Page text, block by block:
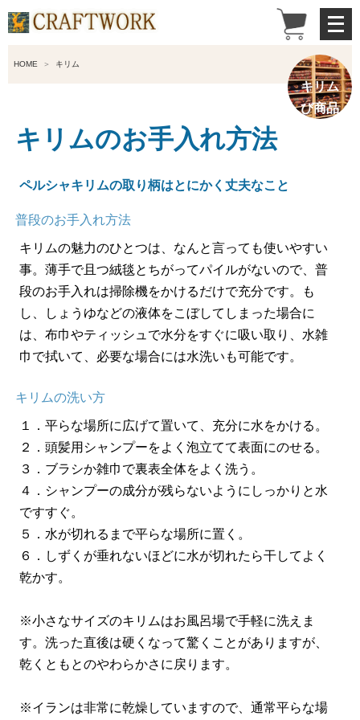
メ
ニ
ー
を
開
く
キリム
び商品
HOME キリム
キリムのお手入れ方法
ペルシャキリムの取り柄はとにかく丈夫なこと
普段のお手入れ方法
キリムの魅力のひとつは、なんと言っても使いやすい
事。薄手で且つ絨毯とちがってパイルがないので、普
段のお手入れは掃除機をかけるだけで充分です。も
し、しょうゆなどの液体をこぼしてしまった場合に
は、布巾やティッシュで水分をすぐに吸い取り、水雑
巾で拭いて、必要な場合には水洗いも可能です。
キリムの洗い方
１．平らな場所に広げて置いて、充分に水をかける。
２．頭髪用シャンプーをよく泡立てて表面にのせる。
３．ブラシか雑巾で裏表全体をよく洗う。
４．シャンプーの成分が残らないようにしっかりと水
ですすぐ。
５．水が切れるまで平らな場所に置く。
６．しずくが垂れないほどに水が切れたら干してよく
乾かす。
※小さなサイズのキリムはお風呂場で手軽に洗えま
す。洗った直後は硬くなって驚くことがありますが、
乾くともとのやわらかさに戻ります。
※イランは非常に乾燥していますので、通常平らな場